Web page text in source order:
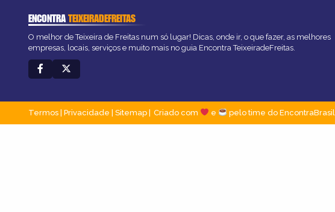
ENCONTRATEIXEIRADEFREITAS
O melhor de Teixeira de Freitas num só lugar! Dicas, onde ir, o que fazer, as melhores
empresas, locais, serviços e muito mais no guia Encontra TeixeiradeFreitas.
Termos Privacidade Sitemap Criado com e pelo time do EncontraBrasil